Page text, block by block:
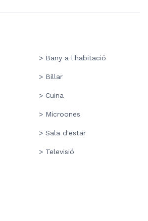
> Bany a l'habitació
> Billar
> Cuina
> Microones
> Sala d'estar
> Televisió